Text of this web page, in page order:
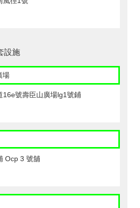
設施
場
16e號壽臣山廣場lg1號鋪
Ocp 3 號舖